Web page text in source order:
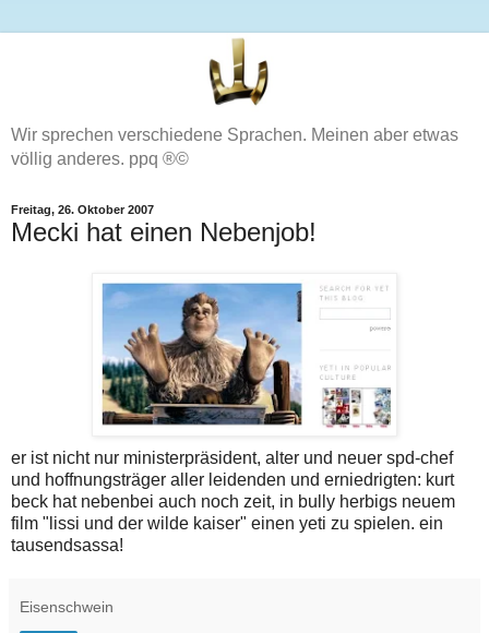
Wir sprechen verschiedene Sprachen. Meinen aber etwas
völlig anderes. ppq ®©
Freitag, 26. Oktober 2007
Mecki hat einen Nebenjob!
er ist nicht nur ministerpräsident, alter und neuer spd-chef
und hoffnungsträger aller leidenden und erniedrigten: kurt
beck hat nebenbei auch noch zeit, in bully herbigs neuem
film "lissi und der wilde kaiser" einen yeti zu spielen. ein
tausendsassa!
Eisenschwein